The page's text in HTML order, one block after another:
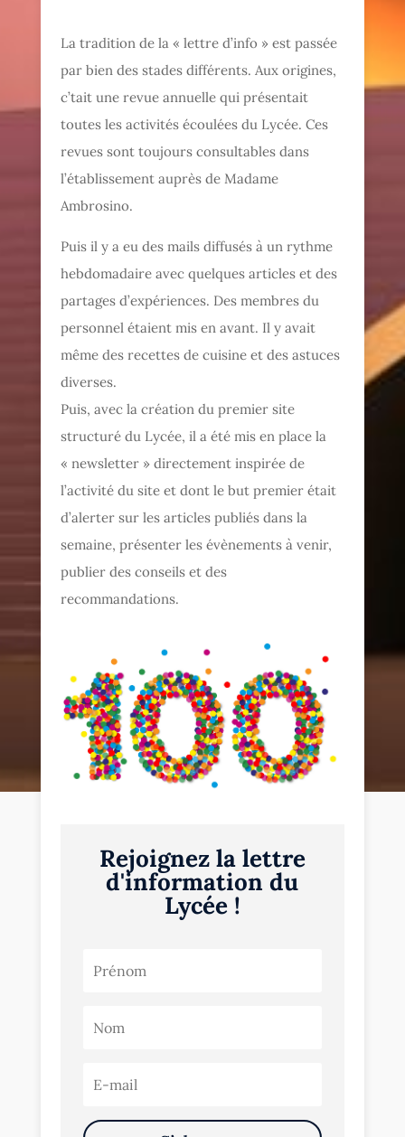
La tradition de la « lettre d’info » est passée
par bien des stades différents. Aux origines,
c’tait une revue annuelle qui présentait
toutes les activités écoulées du Lycée. Ces
revues sont toujours consultables dans
l’établissement auprès de Madame
Ambrosino.
Puis il y a eu des mails diffusés à un rythme
hebdomadaire avec quelques articles et des
partages d’expériences. Des membres du
personnel étaient mis en avant. Il y avait
même des recettes de cuisine et des astuces
diverses.
Puis, avec la création du premier site
structuré du Lycée, il a été mis en place la
« newsletter » directement inspirée de
l’activité du site et dont le but premier était
d’alerter sur les articles publiés dans la
semaine, présenter les évènements à venir,
publier des conseils et des
recommandations.
Rejoignez la lettre
d'information du
Lycée !